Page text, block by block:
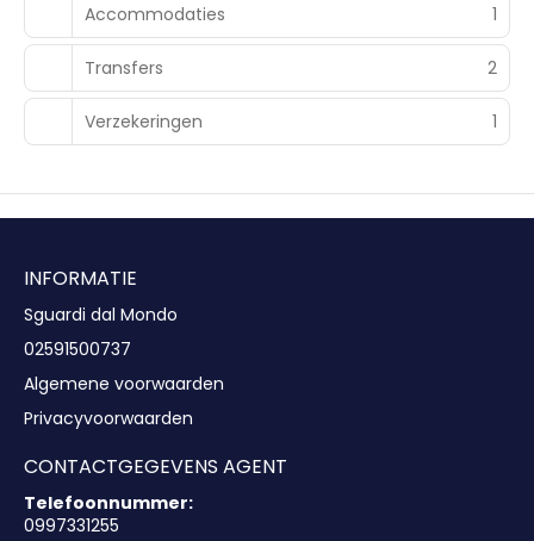
Accommodaties 1
Transfers 2
Verzekeringen 1
INFORMATIE
Sguardi dal Mondo
02591500737
Algemene voorwaarden
Privacyvoorwaarden
CONTACTGEGEVENS AGENT
Telefoonnummer:
0997331255